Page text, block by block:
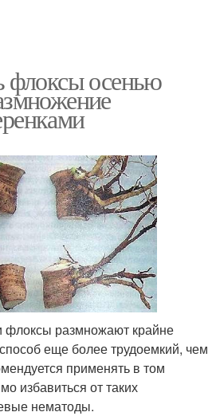
флоксы осенью
размножают крайне
еще более трудоемкий, чем
применять в том
избавиться от таких
нематоды.